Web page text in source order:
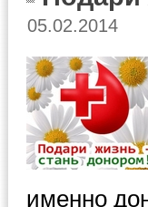
05.02.2014
именно